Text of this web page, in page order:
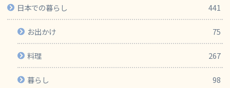
日本での暮らし 441
お出かけ 75
料理 267
暮らし 98